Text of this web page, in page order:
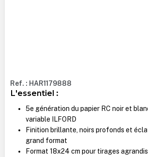
Ref. : HAR1179888
L'essentiel :
5e génération du papier RC noir et
variable ILFORD
Finition brillante, noirs profonds et
grand format
Format 18x24 cm pour tirages